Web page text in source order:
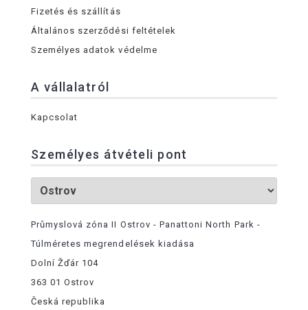
Fizetés és szállítás
Általános szerződési feltételek
Személyes adatok védelme
A vállalatról
Kapcsolat
Személyes átvételi pont
Průmyslová zóna II Ostrov - Panattoni North Park -
Túlméretes megrendelések kiadása
Dolní Žďár 104
363 01 Ostrov
Česká republika